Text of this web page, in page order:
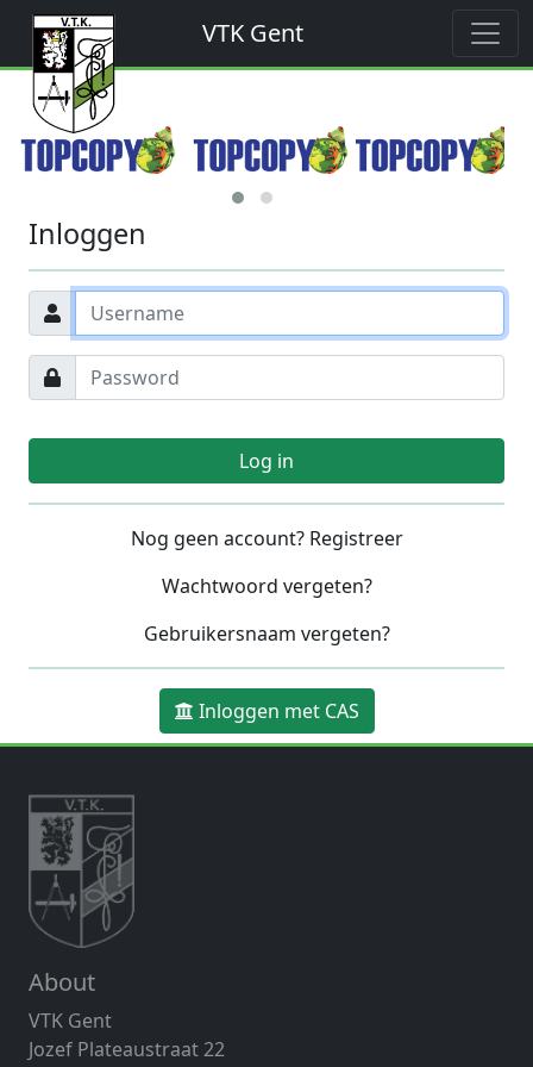
VTK Gent
Inloggen
Log in
Nog geen account? Registreer
Wachtwoord vergeten?
Gebruikersnaam vergeten?
Inloggen met CAS
About
VTK Gent
Jozef Plateaustraat 22